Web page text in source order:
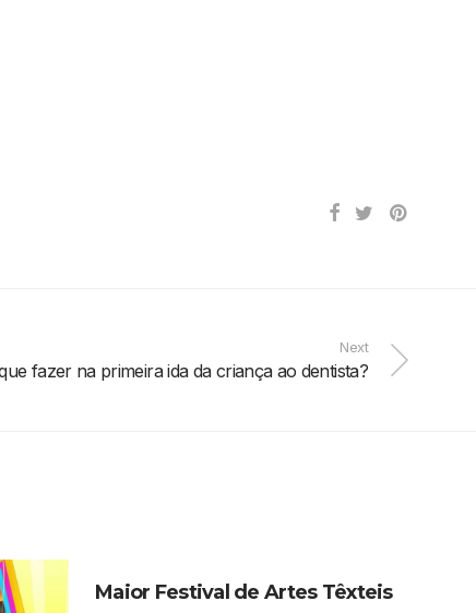
Next
fazer na primeira ida da criança ao dentista?
Maior Festival de Artes Têxteis